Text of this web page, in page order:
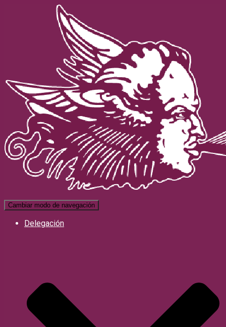
Cambiar modo de navegación
Delegación